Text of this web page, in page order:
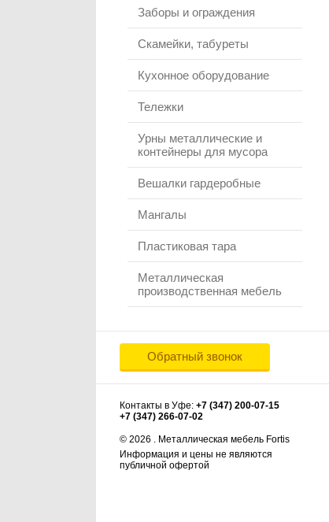
Заборы и ограждения
Скамейки, табуреты
Кухонное оборудование
Тележки
Урны металлические и
контейнеры для мусора
Вешалки гардеробные
Мангалы
Пластиковая тара
Металлическая
производственная мебель
Обратный звонок
Контакты в Уфе: +7 (347) 200-07-15
+7 (347) 266-07-02
© 2026 . Металлическая мебель Fortis
Информация и цены не являются
публичной офертой